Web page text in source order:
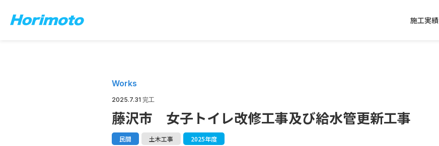
施工実績
Works
2025.7.31 完工
藤沢市 女子トイレ改修工事及び給水管更新工事
民間 土木工事 2025年度